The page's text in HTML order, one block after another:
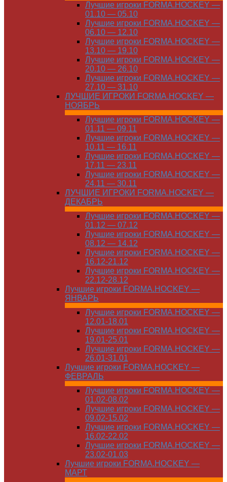
Лучшие игроки FORMA.HOCKEY —
01.10 — 05.10
Лучшие игроки FORMA.HOCKEY —
06.10 — 12.10
Лучшие игроки FORMA.HOCKEY —
13.10 — 19.10
Лучшие игроки FORMA.HOCKEY —
20.10 — 26.10
Лучшие игроки FORMA.HOCKEY —
27.10 — 31.10
ЛУЧШИЕ ИГРОКИ FORMA.HOCKEY —
НОЯБРЬ
Лучшие игроки FORMA.HOCKEY —
01.11 — 09.11
Лучшие игроки FORMA.HOCKEY —
10.11 — 16.11
Лучшие игроки FORMA.HOCKEY —
17.11 — 23.11
Лучшие игроки FORMA.HOCKEY —
24.11 — 30.11
ЛУЧШИЕ ИГРОКИ FORMA.HOCKEY —
ДЕКАБРЬ
Лучшие игроки FORMA.HOCKEY —
01.12 — 07.12
Лучшие игроки FORMA.HOCKEY —
08.12 — 14.12
Лучшие игроки FORMA.HOCKEY —
16.12-21.12
Лучшие игроки FORMA.HOCKEY —
22.12-28.12
Лучшие игроки FORMA.HOCKEY —
ЯНВАРЬ
Лучшие игроки FORMA.HOCKEY —
12.01-18.01
Лучшие игроки FORMA.HOCKEY —
19.01-25.01
Лучшие игроки FORMA.HOCKEY —
26.01-31.01
Лучшие игроки FORMA.HOCKEY —
ФЕВРАЛЬ
Лучшие игроки FORMA.HOCKEY —
01.02-08.02
Лучшие игроки FORMA.HOCKEY —
09.02-15.02
Лучшие игроки FORMA.HOCKEY —
16.02-22.02
Лучшие игроки FORMA.HOCKEY —
23.02-01.03
Лучшие игроки FORMA.HOCKEY —
МАРТ